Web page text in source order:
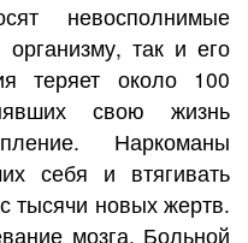
невосполнимые
организму, так и его
теряет около 100
свою жизнь
Наркоманы
себя и втягивать
тысячи новых жертв.
мозга. Больной